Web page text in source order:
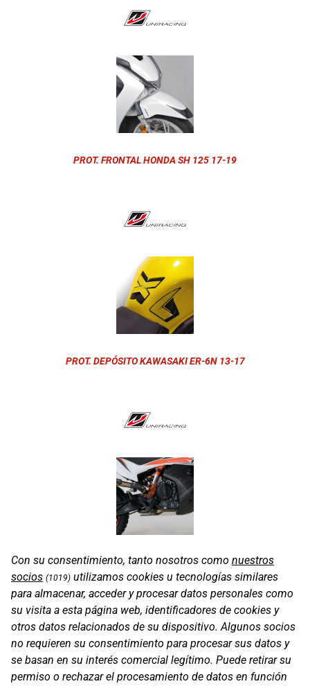
PROT. FRONTAL HONDA SH 125 17-19
PROT. DEPÓSITO KAWASAKI ER-6N 13-17
PROT. DEPÓSITO KTM 890 ADV R 20-21
Con su consentimiento, tanto nosotros como nuestros
socios (1019) utilizamos cookies u tecnologías similares
para almacenar, acceder y procesar datos personales como
su visita a esta página web, identificadores de cookies y
otros datos relacionados de su dispositivo. Algunos socios
no requieren su consentimiento para procesar sus datos y
se basan en su interés comercial legítimo. Puede retirar su
permiso o rechazar el procesamiento de datos en función